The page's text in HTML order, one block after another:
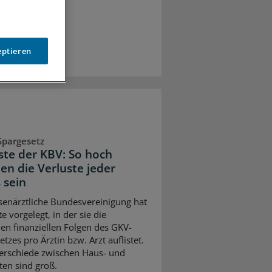
der KBV: So hoch
die Verluste jeder
sein
Bundesvereinigung hat
vorgelegt, in der sie die
finanziellen Folgen des GKV-
pro Ärztin bzw. Arzt auflistet.
zwischen Haus- und
sind groß.